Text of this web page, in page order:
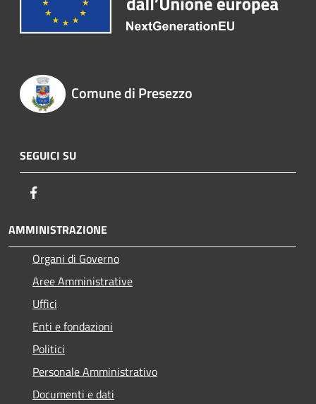
Comune di Presezzo
SEGUICI SU
AMMINISTRAZIONE
Organi di Governo
Aree Amministrative
Uffici
Enti e fondazioni
Politici
Personale Amministrativo
Documenti e dati